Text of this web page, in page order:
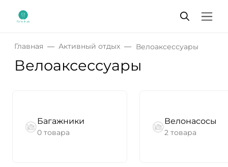
Главная Активный отдых Велоаксессуары
Велоаксессуары
Багажники
0 товара
Велонасосы
2 товара